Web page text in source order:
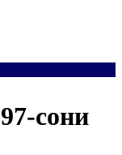
сони